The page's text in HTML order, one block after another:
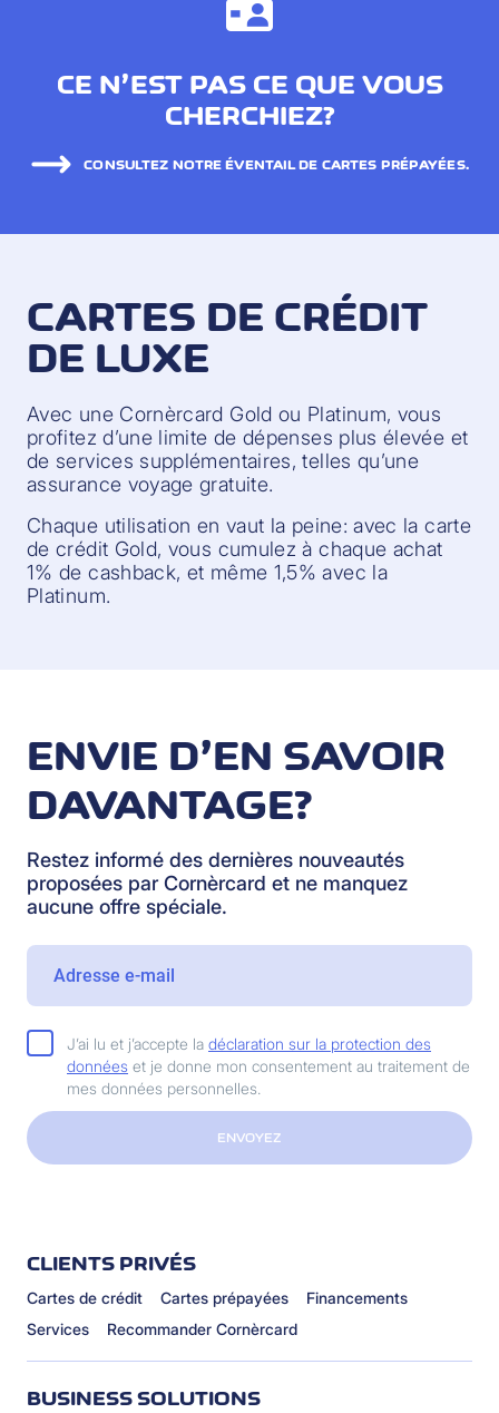
CE N’EST PAS CE QUE VOUS
CHERCHIEZ?
CONSULTEZ NOTRE ÉVENTAIL DE CARTES PRÉPAYÉES.
CARTES DE CRÉDIT
DE LUXE
Avec une Cornèrcard Gold ou Platinum, vous
profitez d’une limite de dépenses plus élevée et
de services supplémentaires, telles qu’une
assurance voyage gratuite.
Chaque utilisation en vaut la peine: avec la carte
de crédit Gold, vous cumulez à chaque achat
1% de cashback, et même 1,5% avec la
Platinum.
ENVIE D’EN SAVOIR
DAVANTAGE?
Restez informé des dernières nouveautés
proposées par Cornèrcard et ne manquez
aucune offre spéciale.
J’ai lu et j’accepte la déclaration sur la protection des
données et je donne mon consentement au traitement de
mes données personnelles.
ENVOYEZ
CLIENTS PRIVÉS
Cartes de crédit Cartes prépayées
Financements
Services
Recommander Cornèrcard
BUSINESS SOLUTIONS